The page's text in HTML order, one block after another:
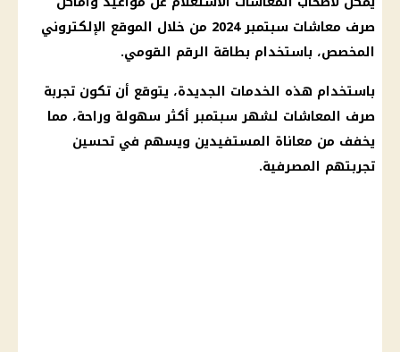
صرف معاشات
سبتمبر 2024 من خلال الموقع الإلكتروني
المخصص، باستخدام بطاقة الرقم القومي.
باستخدام هذه الخدمات الجديدة، يتوقع أن تكون تجربة
صرف المعاشات لشهر سبتمبرأكثر سهولة وراحة، مما
يخفف من معاناة المستفيدين ويسهم في تحسين
تجربتهم المصرفية.